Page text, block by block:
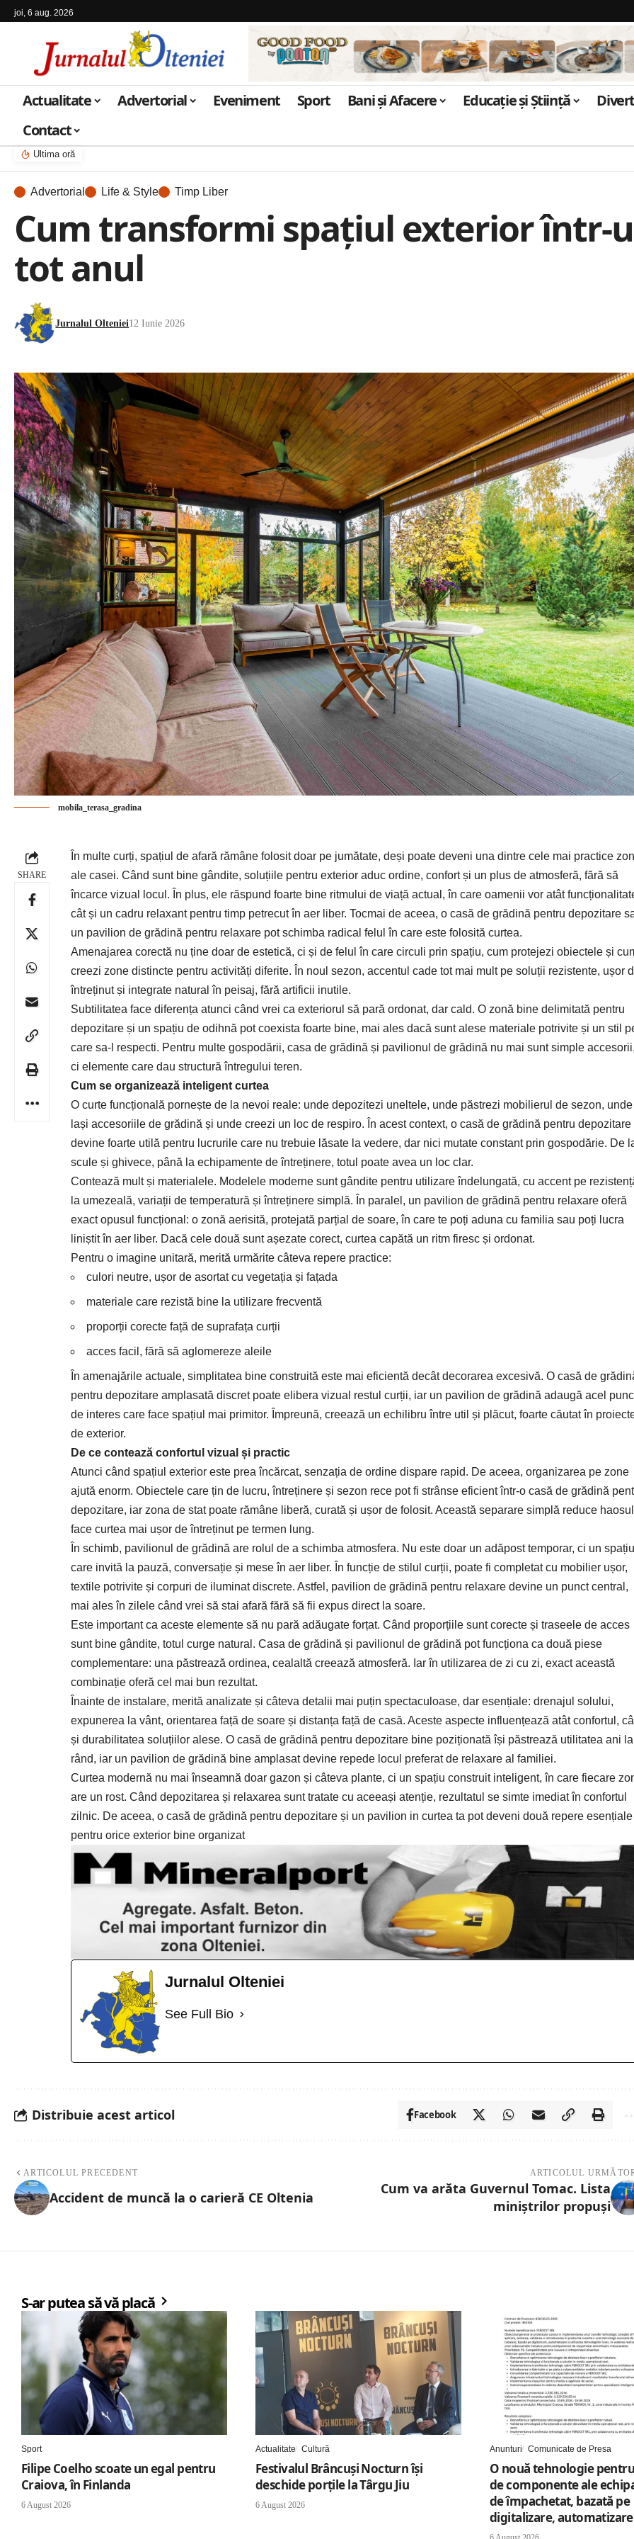
joi, 6 aug. 2026
Actualitate Advertorial Eveniment Sport Bani și Afacere Educație și Știință
Contact
Ultima oră
Advertorial Life & Style Timp Liber
Cum transformi spațiul exterior într-
tot anul
Jurnalul Olteniei12 Iunie 2026
mobila_terasa_gradina
SHARE
În multe curți, spațiul de afară rămâne folosit doar pe jumătate, deși poate deveni una dintre cele mai practice
ale casei. Când sunt bine gândite, soluțiile pentru exterior aduc ordine, confort și un plus de atmosferă, fără să
încarce vizual locul. În plus, ele răspund foarte bine ritmului de viață actual, în care oamenii vor atât
cât și un cadru relaxant pentru timp petrecut în aer liber. Tocmai de aceea, o casă de grădină pentru depozitare
un pavilion de grădină pentru relaxare pot schimba radical felul în care este folosită curtea.
Amenajarea corectă nu ține doar de estetică, ci și de felul în care circuli prin spațiu, cum protejezi obiectele și
creezi zone distincte pentru activități diferite. În noul sezon, accentul cade tot mai mult pe soluții rezistente, ușor
întreținut și integrate natural în peisaj, fără artificii inutile.
Subtilitatea face diferența atunci când vrei ca exteriorul să pară ordonat, dar cald. O zonă bine delimitată pentru
depozitare și un spațiu de odihnă pot coexista foarte bine, mai ales dacă sunt alese materiale potrivite și un stil
care sa-l respecti. Pentru multe gospodării, casa de grădină și pavilionul de grădină nu mai sunt simple
ci elemente care dau structură întregului teren.
Cum se organizează inteligent curtea
O curte funcțională pornește de la nevoi reale: unde depozitezi uneltele, unde păstrezi mobilierul de sezon, unde
lași accesoriile de grădină și unde creezi un loc de respiro. În acest context, o casă de grădină pentru depozitare
devine foarte utilă pentru lucrurile care nu trebuie lăsate la vedere, dar nici mutate constant prin gospodărie. De
scule și ghivece, până la echipamente de întreținere, totul poate avea un loc clar.
Contează mult și materialele. Modelele moderne sunt gândite pentru utilizare îndelungată, cu accent pe
la umezeală, variații de temperatură și întreținere simplă. În paralel, un pavilion de grădină pentru relaxare oferă
exact opusul funcțional: o zonă aerisită, protejată parțial de soare, în care te poți aduna cu familia sau poți lucra
liniștit în aer liber. Dacă cele două sunt așezate corect, curtea capătă un ritm firesc și ordonat.
Pentru o imagine unitară, merită urmărite câteva repere practice:
culori neutre, ușor de asortat cu vegetația și fațada
materiale care rezistă bine la utilizare frecventă
proporții corecte față de suprafața curții
acces facil, fără să aglomereze aleile
În amenajările actuale, simplitatea bine construită este mai eficientă decât decorarea excesivă. O casă de
pentru depozitare amplasată discret poate elibera vizual restul curții, iar un pavilion de grădină adaugă acel
de interes care face spațiul mai primitor. Împreună, creează un echilibru între util și plăcut, foarte căutat în
de exterior.
De ce contează confortul vizual și practic
Atunci când spațiul exterior este prea încărcat, senzația de ordine dispare rapid. De aceea, organizarea pe zone
ajută enorm. Obiectele care țin de lucru, întreținere și sezon rece pot fi strânse eficient într-o casă de grădină
depozitare, iar zona de stat poate rămâne liberă, curată și ușor de folosit. Această separare simplă reduce
face curtea mai ușor de întreținut pe termen lung.
În schimb, pavilionul de grădină are rolul de a schimba atmosfera. Nu este doar un adăpost temporar, ci un spațiu
care invită la pauză, conversație și mese în aer liber. În funcție de stilul curții, poate fi completat cu mobilier ușor,
textile potrivite și corpuri de iluminat discrete. Astfel, pavilion de grădină pentru relaxare devine un punct central,
mai ales în zilele când vrei să stai afară fără să fii expus direct la soare.
Este important ca aceste elemente să nu pară adăugate forțat. Când proporțiile sunt corecte și traseele de acces
sunt bine gândite, totul curge natural. Casa de grădină și pavilionul de grădină pot funcționa ca două piese
complementare: una păstrează ordinea, cealaltă creează atmosferă. Iar în utilizarea de zi cu zi, exact această
combinație oferă cel mai bun rezultat.
Înainte de instalare, merită analizate și câteva detalii mai puțin spectaculoase, dar esențiale: drenajul solului,
expunerea la vânt, orientarea față de soare și distanța față de casă. Aceste aspecte influențează atât confortul,
și durabilitatea soluțiilor alese. O casă de grădină pentru depozitare bine poziționată își păstrează utilitatea ani la
rând, iar un pavilion de grădină bine amplasat devine repede locul preferat de relaxare al familiei.
Curtea modernă nu mai înseamnă doar gazon și câteva plante, ci un spațiu construit inteligent, în care fiecare
are un rost. Când depozitarea și relaxarea sunt tratate cu aceeași atenție, rezultatul se simte imediat în confortul
zilnic. De aceea, o casă de grădină pentru depozitare și un pavilion in curtea ta pot deveni două repere esențiale
pentru orice exterior bine organizat
Jurnalul Olteniei
See Full Bio
Distribuie acest articol Facebook
ARTICOLUL PRECEDENT
Accident de muncă la o carieră CE Oltenia
ARTICOLUL
Cum va arăta Guvernul Tomac. Lista
miniștrilor propuși
S-ar putea să vă placă
Sport
Filipe Coelho scoate un egal pentru
Craiova, în Finlanda
6 August 2026
Actualitate Cultură
Festivalul Brâncuși Nocturn își
deschide porțile la Târgu Jiu
6 August 2026
Anunturi Comunicate de Presa
O nouă tehnologie
de componente ale
de împachetat, bazată pe
digitalizare, automatizare